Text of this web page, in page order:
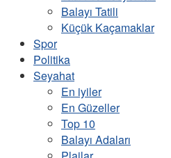
Balayı Tatili
Küçük Kaçamaklar
Spor
Politika
Seyahat
En iyiler
En Güzeller
Top 10
Balayı Adaları